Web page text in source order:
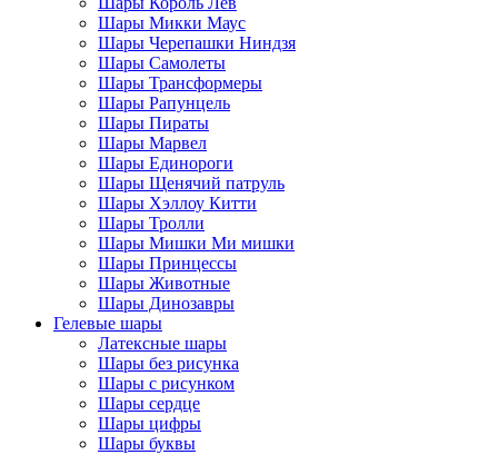
Шары Микки Маус
Шары Черепашки Ниндзя
Шары Самолеты
Шары Трансформеры
Шары Рапунцель
Шары Пираты
Шары Марвел
Шары Единороги
Шары Щенячий патруль
Шары Хэллоу Китти
Шары Тролли
Шары Мишки Ми мишки
Шары Принцессы
Шары Животные
Шары Динозавры
Гелевые шары
Латексные шары
Шары без рисунка
Шары с рисунком
Шары сердце
Шары цифры
Шары буквы